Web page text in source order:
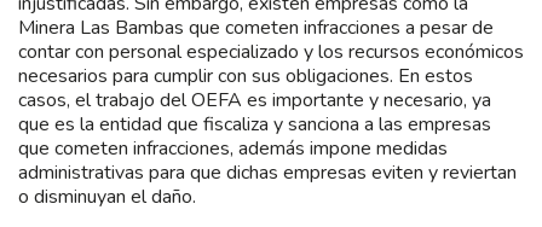
Minera Las Bambas que cometen infracciones a pesar de
contar con personal especializado y los recursos económicos
necesarios para cumplir con sus obligaciones. En estos
casos, el trabajo del OEFA es importante y necesario, ya
que es la entidad que fiscaliza y sanciona a las empresas
que cometen infracciones, además impone medidas
administrativas para que dichas empresas eviten y reviertan
o disminuyan el daño.